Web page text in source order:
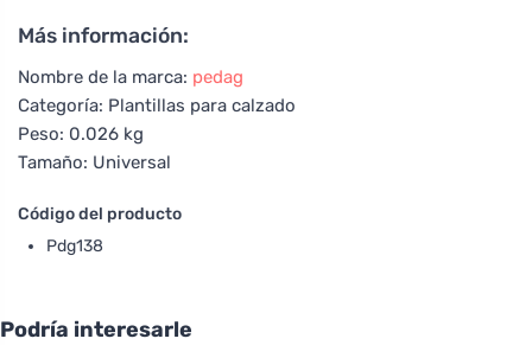
Más información:
Nombre de la marca: pedag
Categoría: Plantillas para calzado
Peso: 0.026 kg
Tamaño: Universal
Código del producto
Pdg138
Podría interesarle